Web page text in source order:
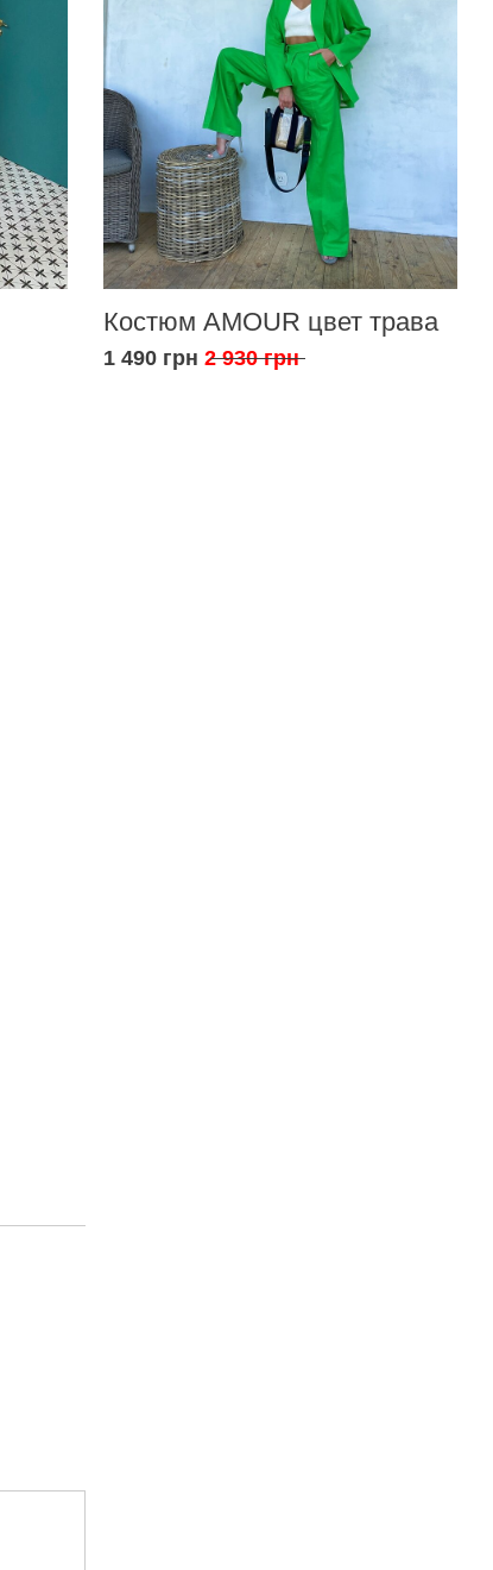
Костюм AMOUR цвет трава
1 490 грн 2 930 грн